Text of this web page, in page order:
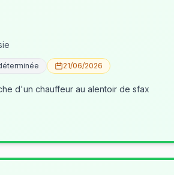
21/06/2026
d'un chauffeur au alentoir de sfax